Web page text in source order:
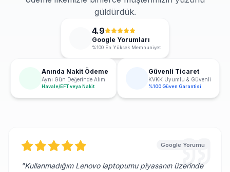
güldürdük.
4.9
Google Yorumları
%100 En Yüksek Memnuniyet
Anında Nakit Ödeme
Aynı Gün Değerinde Alım
Havale/EFT veya Nakit
Güvenli Ticaret
KVKK Uyumlu & Güvenli
%100 Güven Garantisi
Google Yorumu
"Kullanmadığım Lenovo laptopumu piyasanın üzerinde